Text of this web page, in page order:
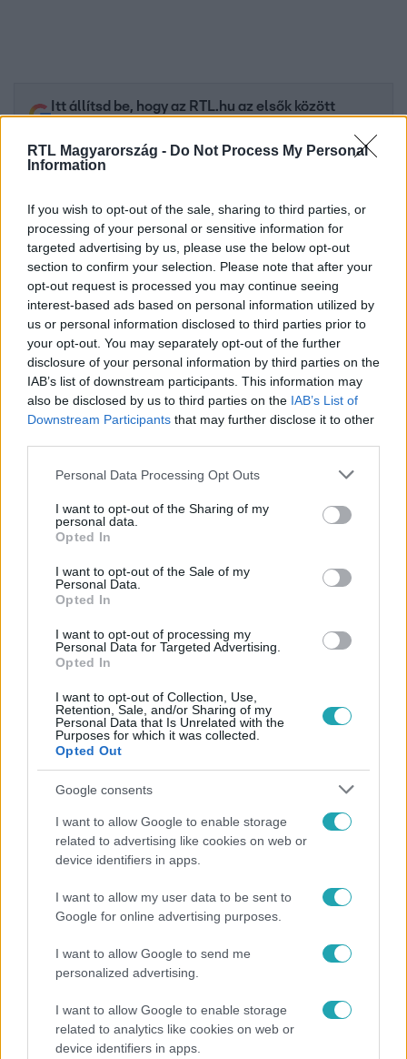
RTL Magyarország - Do Not Process My Personal
Information
If you wish to opt-out of the sale, sharing to third parties, or
processing of your personal or sensitive information for
targeted advertising by us, please use the below opt-out
section to confirm your selection. Please note that after your
opt-out request is processed you may continue seeing
interest-based ads based on personal information utilized by
us or personal information disclosed to third parties prior to
your opt-out. You may separately opt-out of the further
disclosure of your personal information by third parties on the
IAB’s list of downstream participants. This information may
also be disclosed by us to third parties on the IAB’s List of
Downstream Participants that may further disclose it to other
Please note that this website/app uses one or more Google
not limited to your visit or usage behaviour. You may click to
grant or deny consent to Google and its third-party tags to
use your data for below specified purposes in below Google
consent section.
Personal Data Processing Opt Outs
I want to opt-out of the Sharing of my
personal data.
Opted In
I want to opt-out of the Sale of my
Personal Data.
Opted In
I want to opt-out of processing my
Personal Data for Targeted Advertising.
Opted In
I want to opt-out of Collection, Use,
Retention, Sale, and/or Sharing of my
Personal Data that Is Unrelated with the
Purposes for which it was collected.
Opted Out
Google consents
I want to allow Google to enable storage
related to advertising like cookies on web or
device identifiers in apps.
I want to allow my user data to be sent to
Google for online advertising purposes.
I want to allow Google to send me
personalized advertising.
I want to allow Google to enable storage
related to analytics like cookies on web or
device identifiers in apps.
Itt állítsd be, hogy az RTL.hu az elsők között
Kövess minket, és értesülj a friss hírekről a
Facebookon is!
ERŐSS ZSOLT #
Népszerű
17:24
„Ha olyan ember keresne meg, akkor sem